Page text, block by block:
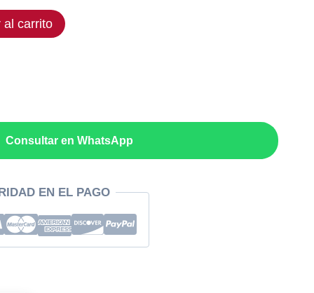
al carrito
Consultar en WhatsApp
EN EL PAGO